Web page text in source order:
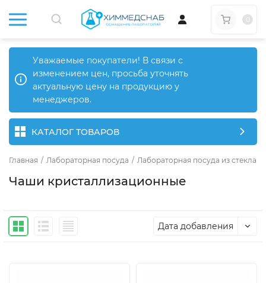
Уважаемые покупатели! В связи с
изменением цен, просьба уточнять
актуальную цену на продукцию у
менеджеров.
КАТАЛОГ ТОВАРОВ
Главная / Лабораторная посуда / Лабораторная посуда из стекла
Чаши кристаллизационные
Дата добавления